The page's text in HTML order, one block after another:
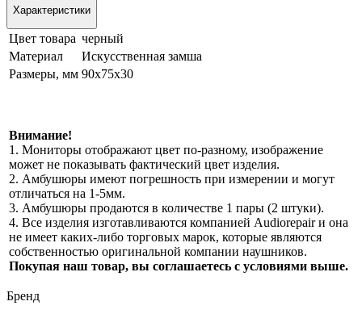
Характеристики
Цвет товара черный
Материал
Искусственная замша
Размеры, мм 90х75х30
Внимание!
1. Мониторы отображают цвет по-разному, изображение
может не показывать фактический цвет изделия.
2. Амбушюры имеют погрешность при измерении и могут
отличаться на 1-5мм.
3. Амбушюры продаются в количестве 1 пары (2 штуки).
4. Все изделия изготавливаются компанией Audiorepair и она
не имеет каких-либо торговых марок, которые являются
собственностью оригинальной компании наушников.
Покупая наш товар, вы соглашаетесь с условиями выше.
Бренд